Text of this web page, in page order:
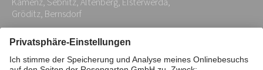
Gröditz, Bernsdorf
Impressum Datenschutz
Stiftung